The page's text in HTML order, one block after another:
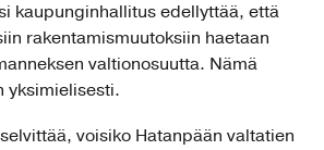
kaupunginhallitus edellyttää, että
rakentamismuutoksiin haetaan
valtionosuutta. Nämä
yksimielisesti.
voisiko Hatanpään valtatien